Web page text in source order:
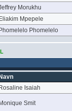
Morukhu
Eliakim Mpepele
Phomelelo Phomelelo
Navn
Rosaline Isaiah
Monique Smit